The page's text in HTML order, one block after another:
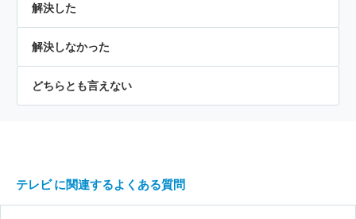
解決した
解決しなかった
どちらとも言えない
テレビ に関連するよくある質問